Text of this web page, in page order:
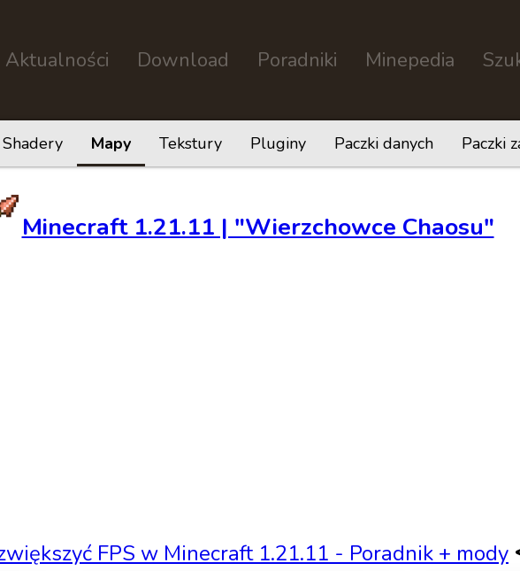
Aktualności Download Poradniki Minepedia
Shadery Mapy Tekstury Pluginy Paczki danych Paczki
Minecraft 1.21.11 | "Wierzchowce Chaosu"
FPS w Minecraft 1.21.11 - Poradnik + mody